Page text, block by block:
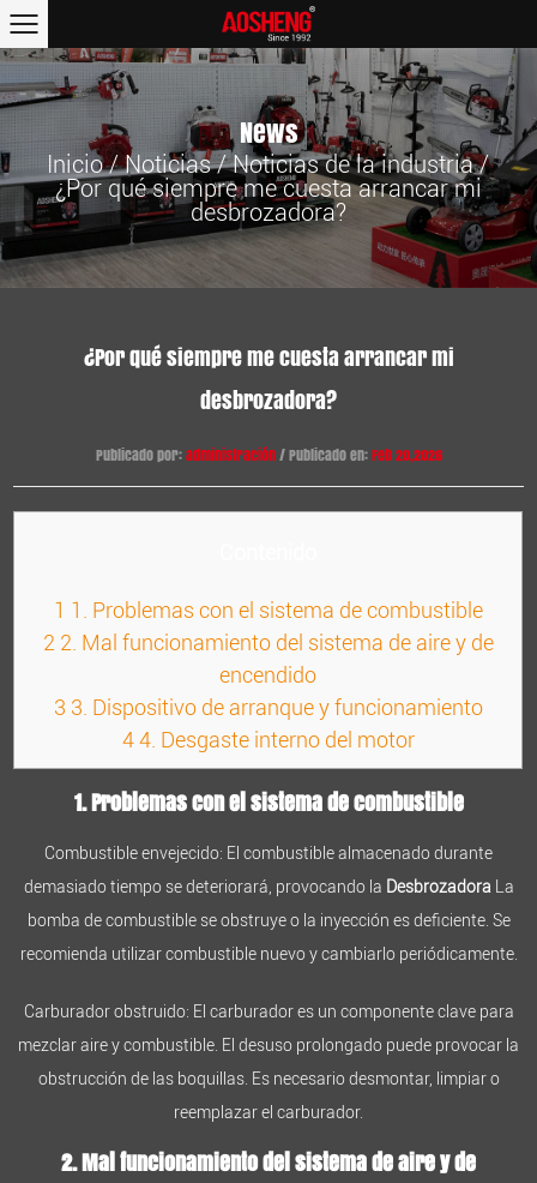
News
Inicio/Noticias/Noticias de la industria/
¿Por qué siempre me cuesta arrancar mi
desbrozadora?
¿Por qué siempre me cuesta arrancar mi
desbrozadora?
Publicado por:administración/ Publicado en:Feb 20,2026
1 1. Problemas con el sistema de combustible
2 2. Mal funcionamiento del sistema de aire y de
encendido
3 3. Dispositivo de arranque y funcionamiento
44. Desgaste interno del motor
1. Problemas con el sistema de combustible
Combustible envejecido: El combustible almacenado durante
demasiado tiempo se deteriorará, provocando la Desbrozadora
La
bomba de combustible se obstruye o la inyección es deficiente. Se
recomienda utilizar combustible nuevo y cambiarlo periódicamente.
Carburador obstruido: El carburador es un componente clave para
mezclar aire y combustible. El desuso prolongado puede provocar la
obstrucción de las boquillas. Es necesario desmontar, limpiar o
reemplazar el carburador.
2. Mal funcionamiento del sistema de aire y de